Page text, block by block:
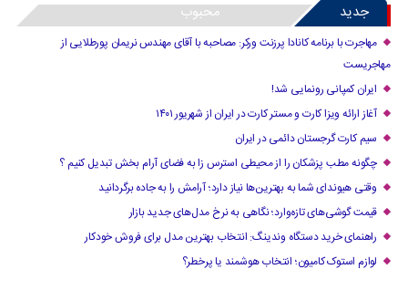
جدید محبوب
مهاجرت با برنامه کانادا پرزنت ورکر: مصاحبه با آقای مهندس نریمان پورطلایی از
مهاجریست
ایران کمپانی رونمایی شد!
آغاز ارائه ویزا کارت و مستر کارت در ایران از شهریور ۱۴۰۱
سیم کارت گرجستان دائمی در ایران
چگونه مطب پزشکان را از محیطی استرس زا به فضای آرام بخش تبدیل کنیم ؟
وقتی هیوندای شما به بهترین‌ها نیاز دارد؛ آرامش را به جاده برگردانید
قیمت گوشی‌های تازه‌وارد؛ نگاهی به نرخ مدل‌های جدید بازار
راهنمای خرید دستگاه وندینگ: انتخاب بهترین مدل برای فروش خودکار
لوازم استوک کامیون؛ انتخاب هوشمند یا پرخطر؟